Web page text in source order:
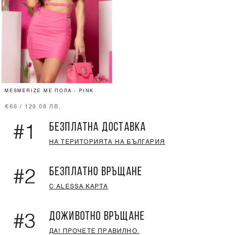
MESMERIZE ME ПОЛА - PINK
€66 / 129.08 ЛВ.
#1 БЕЗПЛАТНА ДОСТАВКА
НА ТЕРИТОРИЯТА НА БЪЛГАРИЯ
#2 БЕЗПЛАТНО ВРЪЩАНЕ
С ALESSA КАРТА
#3 ДОЖИВОТНО ВРЪЩАНЕ
ДА! ПРОЧЕТЕ ПРАВИЛНО.